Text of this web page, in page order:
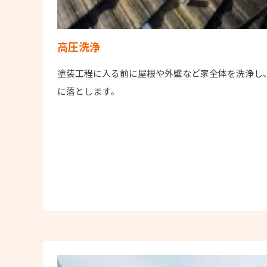
高圧洗浄
塗装工程に入る前に屋根や外壁など家全体を洗浄
に落とします。